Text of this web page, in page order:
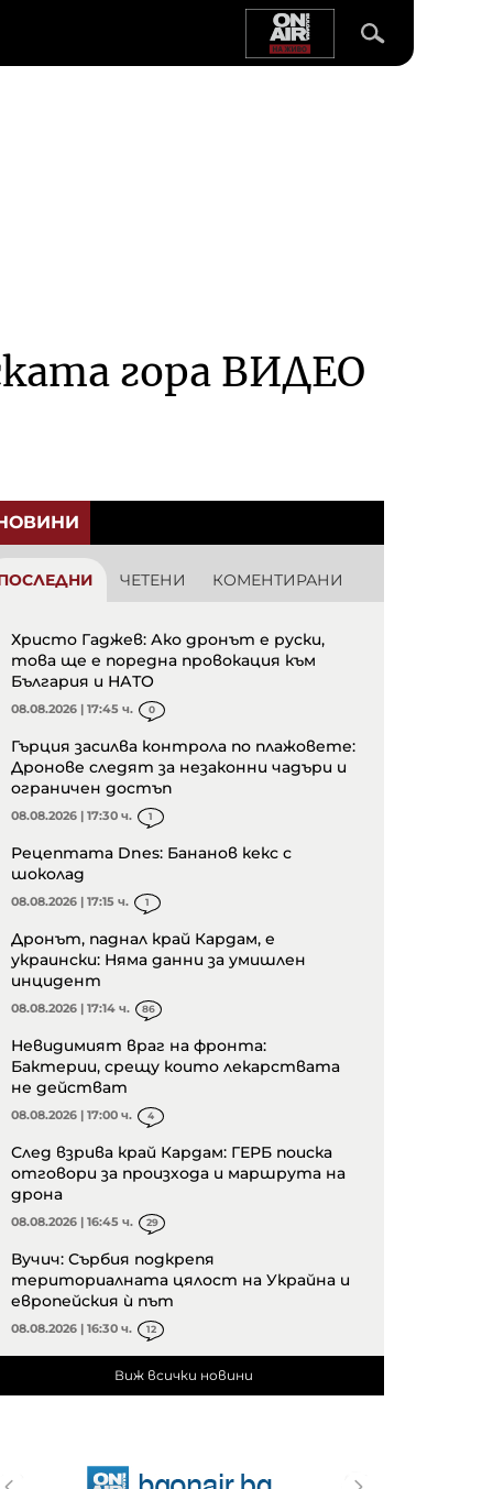
гора ВИДЕО
ЧЕТЕНИ КОМЕНТИРАНИ
Христо Гаджев: Ако дронът е руски,
това ще е поредна провокация към
България и НАТО
08.08.2026 | 17:45 ч. 0
Гърция засилва контрола по плажовете:
Дронове следят за незаконни чадъри и
ограничен достъп
08.08.2026 | 17:30 ч. 1
Рецептата Dnes: Бананов кекс с
шоколад
08.08.2026 | 17:15 ч. 1
Дронът, паднал край Кардам, е
украински: Няма данни за умишлен
инцидент
08.08.2026 | 17:14 ч. 86
Невидимият враг на фронта:
Бактерии, срещу които лекарствата
не действат
08.08.2026 | 17:00 ч. 4
След взрива край Кардам: ГЕРБ поиска
отговори за произхода и маршрута на
дрона
08.08.2026 | 16:45 ч. 29
Вучич: Сърбия подкрепя
териториалната цялост на Украйна и
европейския ѝ път
08.08.2026 | 16:30 ч. 12
Виж всички новини